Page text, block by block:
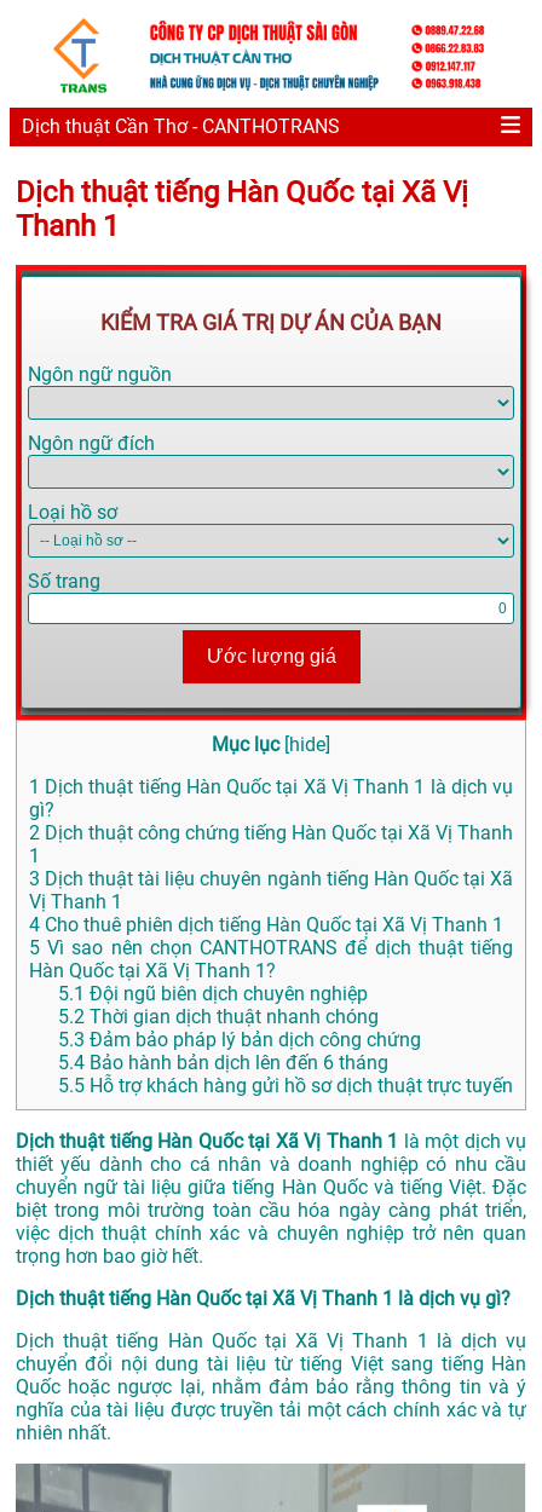
Dịch thuật Cần Thơ - CANTHOTRANS
Dịch thuật tiếng Hàn Quốc tại Xã Vị
Thanh 1
KIỂM TRA GIÁ TRỊ DỰ ÁN CỦA BẠN
Ngôn ngữ nguồn
Ngôn ngữ đích
Loại hồ sơ
Số trang
Ước lượng giá
Mục lục [hide]
1 Dịch thuật tiếng Hàn Quốc tại Xã Vị Thanh 1 là dịch vụ
gì?
2 Dịch thuật công chứng tiếng Hàn Quốc tại Xã Vị Thanh
1
3 Dịch thuật tài liệu chuyên ngành tiếng Hàn Quốc tại Xã
Vị Thanh 1
4 Cho thuê phiên dịch tiếng Hàn Quốc tại Xã Vị Thanh 1
5 Vì sao nên chọn CANTHOTRANS để dịch thuật tiếng
Hàn Quốc tại Xã Vị Thanh 1?
5.1 Đội ngũ biên dịch chuyên nghiệp
5.2 Thời gian dịch thuật nhanh chóng
5.3 Đảm bảo pháp lý bản dịch công chứng
5.4 Bảo hành bản dịch lên đến 6 tháng
5.5 Hỗ trợ khách hàng gửi hồ sơ dịch thuật trực tuyến
Dịch thuật tiếng Hàn Quốc tại Xã Vị Thanh 1
là một dịch vụ
thiết yếu dành cho cá nhân và doanh nghiệp có nhu cầu
chuyển ngữ tài liệu giữa tiếng Hàn Quốc và tiếng Việt. Đặc
biệt trong môi trường toàn cầu hóa ngày càng phát triển,
việc dịch thuật chính xác và chuyên nghiệp trở nên quan
trọng hơn bao giờ hết.
Dịch thuật tiếng Hàn Quốc tại Xã Vị Thanh 1 là dịch vụ gì?
Dịch thuật tiếng Hàn Quốc tại Xã Vị Thanh 1 là dịch vụ
chuyển đổi nội dung tài liệu từ tiếng Việt sang tiếng Hàn
Quốc hoặc ngược lại, nhằm đảm bảo rằng thông tin và ý
nghĩa của tài liệu được truyền tải một cách chính xác và tự
nhiên nhất.